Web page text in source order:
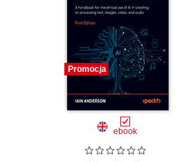
Promocja
ebook